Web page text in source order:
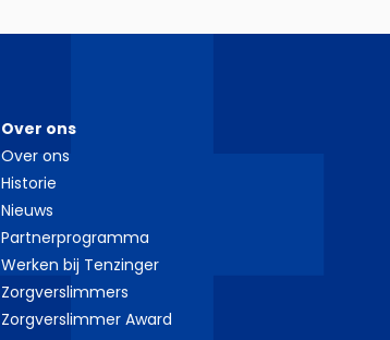
Over ons
Over ons
Historie
Nieuws
Partnerprogramma
Werken bij Tenzinger
Zorgverslimmers
Zorgverslimmer Award